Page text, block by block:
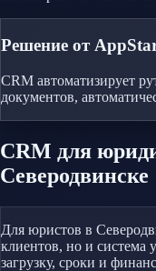
Решение от
CRM автоматизирует
документов,
CRM для
Северодвинске
Для юристов в
клиентов, но и система
загрузку, сроки и